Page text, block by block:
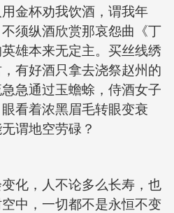
金杯劝我饮酒，谓我年
须纵酒欣赏那哀怨曲《丁
雄本来无定主。买丝线绣
有好酒只拿去浇祭赵州的
急通过玉蟾蜍，侍酒女子
看着浓黑眉毛转眼变衰
谓地空劳碌？
化，人不论多么长寿，也
中，一切都不是永恒不变